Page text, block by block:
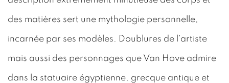
des matières sert une mythologie personnelle,
incarnée par ses modèles. Doublures de l'artiste
mais aussi des personnages que Van Hove admire
dans la statuaire égyptienne, grecque antique et